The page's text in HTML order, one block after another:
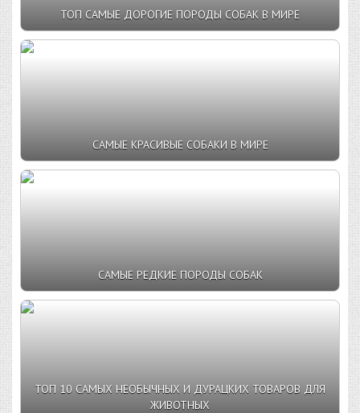
ТОП САМЫЕ ДОРОГИЕ ПОРОДЫ СОБАК В МИРЕ
САМЫЕ КРАСИВЫЕ СОБАКИ В МИРЕ
САМЫЕ РЕДКИЕ ПОРОДЫ СОБАК
ТОП 10 САМЫХ НЕОБЫЧНЫХ И ДУРАЦКИХ ТОВАРОВ ДЛЯ
ЖИВОТНЫХ